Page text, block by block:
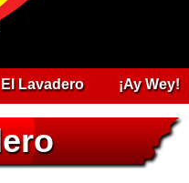
El Lavadero ¡Ay Wey!